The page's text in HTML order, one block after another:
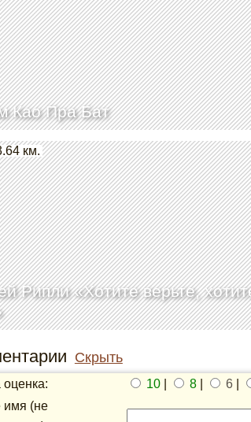
Као Пра Бат
Рипли «Хотите верьте,
км.
Скрыть
10| 8| 6|
(не